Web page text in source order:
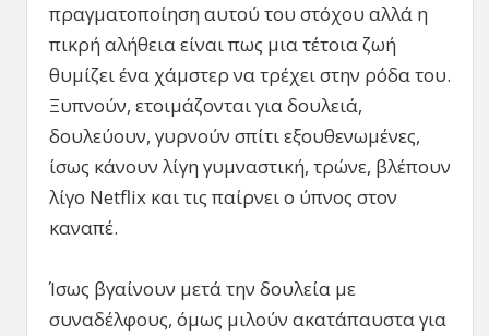
πραγματοποίηση αυτού του στόχου αλλά η
πικρή αλήθεια είναι πως μια τέτοια ζωή
θυμίζει ένα χάμστερ να τρέχει στην ρόδα του.
Ξυπνούν, ετοιμάζονται για δουλειά,
δουλεύουν, γυρνούν σπίτι εξουθενωμένες,
ίσως κάνουν λίγη γυμναστική, τρώνε, βλέπουν
λίγο Netflix και τις παίρνει ο ύπνος στον
καναπέ.
Ίσως βγαίνουν μετά την δουλεία με
συναδέλφους, όμως μιλούν ακατάπαυστα για